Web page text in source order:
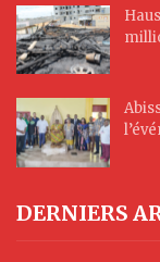
DERNIERS